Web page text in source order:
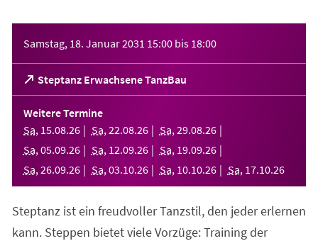
Samstag, 18. Januar 2031 15:00 bis 18:00
Steptanz Erwachsene TanzBau
(Öffnet
in
einem
neuen
Tab)
Weitere Termine
Sa, 15.08.26 Sa, 22.08.26 Sa, 29.08.26
Sa, 05.09.26 Sa, 12.09.26 Sa, 19.09.26
Sa, 26.09.26 Sa, 03.10.26 Sa, 10.10.26 Sa, 17.10.26
Steptanz ist ein freudvoller Tanzstil, den jeder erlernen
kann. Steppen bietet viele Vorzüge: Training der